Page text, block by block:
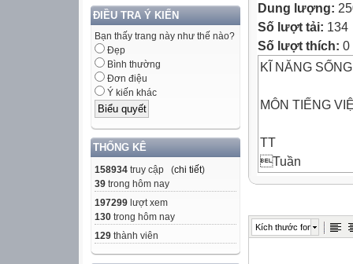
ĐIỀU TRA Ý KIẾN
Bạn thấy trang này như thế nào?
Đẹp
Bình thường
Đơn điệu
Ý kiến khác
THỐNG KÊ
158934 truy cập (chi tiết)
39 trong hôm nay
197299 lượt xem
130 trong hôm nay
129 thành viên
Dung lượng:
Số lượt tải: 134
Số lượt thích: 0
KĨ NĂNG SỐNG
MÔN TIẾNG
TT
Tuần
Các phương
kĩ thuật dạy học
Kích thước font